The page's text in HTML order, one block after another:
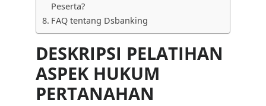
Peserta?
FAQ tentang Dsbanking
DESKRIPSI PELATIHAN
ASPEK HUKUM
PERTANAHAN